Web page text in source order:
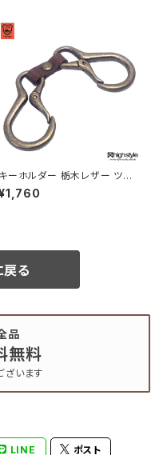
キーホルダー 栃木レザー ツイ
カラビナ アンティークカラー
ラブタイプ キーホルダー hig
る
品
無料
ざいます
LINE ポスト